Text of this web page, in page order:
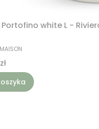
white L -